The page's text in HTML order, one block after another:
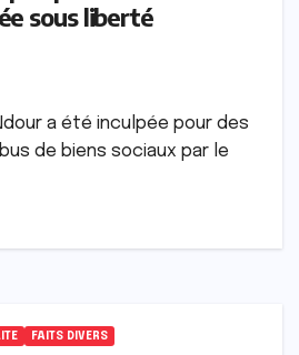
sous liberté
a été inculpée pour des
de biens sociaux par le
FAITS DIVERS